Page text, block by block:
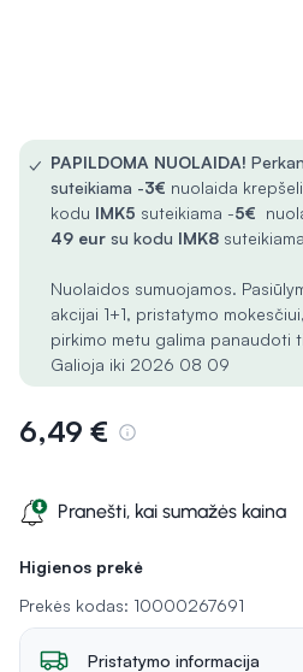
Higienos prekė
Prekės kodas: 10000267691
✓ PAPILDOMA NUOLAIDA!
suteikiama -3€ nuolaida
kodu IMK5 suteikiama -5€
49 eur su kodu IMK8
Nuolaidos sumuojamos.
akcijai 1+1, pristatymo
pirkimo metu galima panaudoti
Galioja iki 2026 08 09
6,49 €
Pranešti, kai sumažės kaina
Pristatymo informacija